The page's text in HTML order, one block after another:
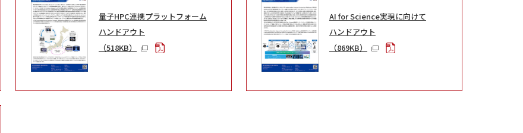
量子HPC連携プラットフォーム
ハンドアウト
（518KB）
AI for Science実現に向けて
ハンドアウト
（869KB）